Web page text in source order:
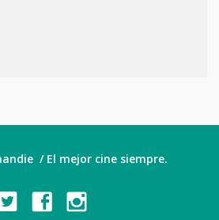
/ El mejor cine siempre.